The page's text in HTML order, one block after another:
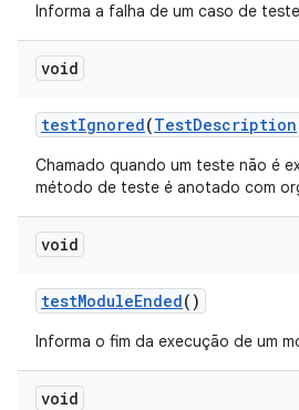
Informa a falha de um caso de
void
testIgnored(TestDescription
Chamado quando um teste não é
método de teste é anotado com
void
testModuleEnded()
Informa o fim da execução de um
void